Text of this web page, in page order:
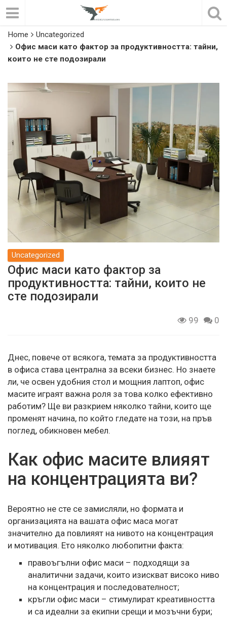
Home
Uncategorized
Офис маси като фактор за продуктивността: тайни,
които не сте подозирали
Uncategorized
Офис маси като фактор за
продуктивността: тайни, които не
сте подозирали
99 0
Днес, повече от всякога, темата за продуктивността
в офиса става централна за всеки бизнес. Но знаете
ли, че освен удобния стол и мощния лаптоп, офис
масите играят важна роля за това колко ефективно
работим? Ще ви разкрием няколко тайни, които ще
променят начина, по който гледате на този, на пръв
поглед, обикновен мебел.
Как офис масите влияят
на концентрацията ви?
Вероятно не сте се замисляли, но формата и
организацията на вашата офис маса могат
значително да повлияят на нивото на концентрация
и мотивация. Ето няколко любопитни факта:
правоъгълни офис маси – подходящи за
аналитични задачи, които изискват високо ниво
на концентрация и последователност;
кръгли офис маси – стимулират креативността
и са идеални за екипни срещи и мозъчни бури;